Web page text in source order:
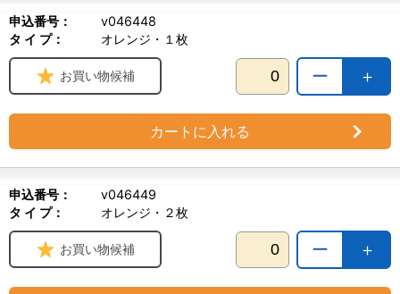
申込番号：
v046448
タ イ プ：
オレンジ・１枚
＋
ー
お買い物候補
カートに入れる
申込番号：
v046449
タ イ プ：
オレンジ・２枚
＋
ー
お買い物候補